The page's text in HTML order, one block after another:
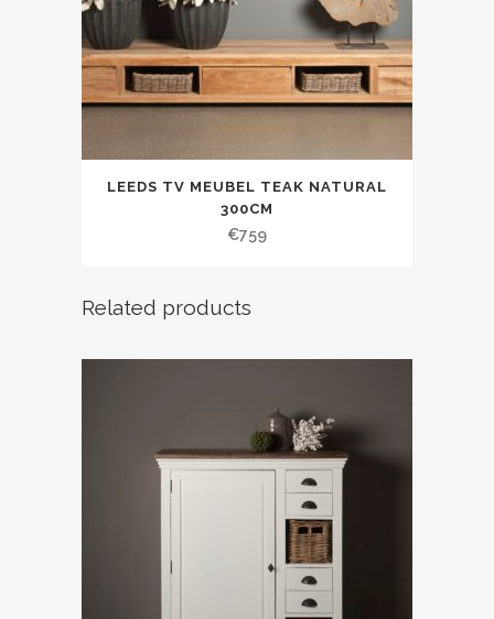
LEEDS TV MEUBEL TEAK NATURAL
300CM
€759
Related products